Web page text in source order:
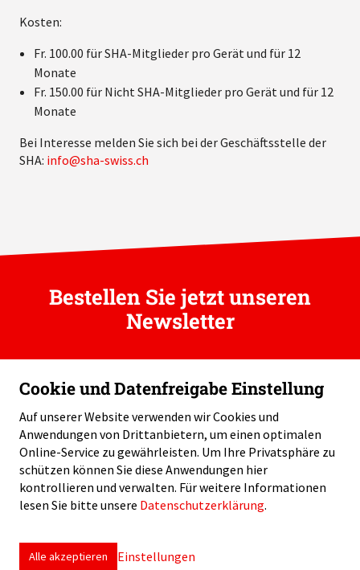
Kosten:
Fr. 100.00 für SHA-Mitglieder pro Gerät und für 12
Monate
Fr. 150.00 für Nicht SHA-Mitglieder pro Gerät und für 12
Monate
Bei Interesse melden Sie sich bei der Geschäftsstelle der
SHA: info sha-swiss.ch
Bestellen Sie jetzt unseren
Newsletter
Swiss Helicopter Association / Telefon: +41 58 796 99 60 /
info
sha-swiss.ch
Impressum Disclaimer
created by Internetgalerie AG
Cookie und Datenfreigabe Einstellung
Auf unserer Website verwenden wir Cookies und
Anwendungen von Drittanbietern, um einen optimalen
Online-Service zu gewährleisten. Um Ihre Privatsphäre zu
schützen können Sie diese Anwendungen hier
kontrollieren und verwalten. Für weitere Informationen
lesen Sie bitte unsere Datenschutzerklärung.
Alle akzeptieren Einstellungen